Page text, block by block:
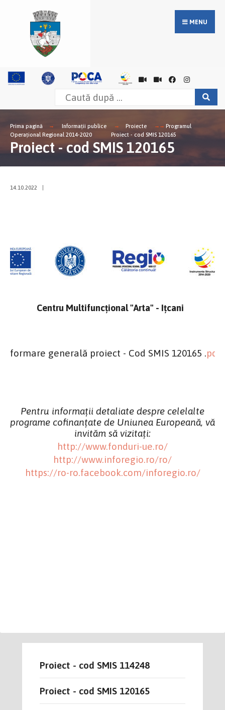
MENU
Prima pagină Informații publice Proiecte
Programul
Operațional Regional 2014-2020
Proiect - cod SMIS 120165
Proiect - cod SMIS 120165
14.10.2022
Centru Multifuncțional "Arta" - Ițcani
Informare generală proiect - Cod SMIS 120165 .pdf
Pentru informații detaliate despre celelalte
programe cofinanțate de Uniunea Europeană, vă
invităm să vizitați:
http://www.fonduri-ue.ro/
http://www.inforegio.ro/ro/
https://ro-ro.facebook.com/inforegio.ro/
Proiect - cod SMIS 114248
Proiect - cod SMIS 120165